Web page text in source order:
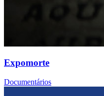
Expomorte
Documentários